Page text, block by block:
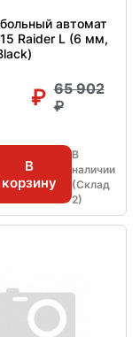
автомат
Raider L (6 мм,
65 902
В
корзину
В
наличии
(Склад
2)